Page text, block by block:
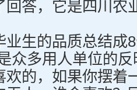
回答，它是四川农
生的品质总结成8
众多用人单位的
欢的，如果你摆着